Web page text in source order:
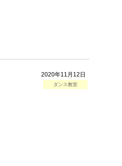
2020年11月12日
ダンス教室